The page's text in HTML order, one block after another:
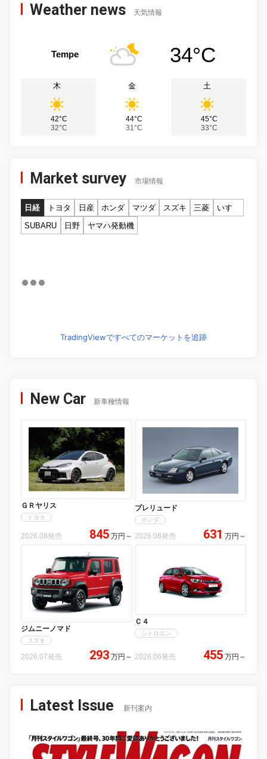
Weather news 天気情報
Tempe 34°C
木
42°C
32°C
金
44°C
31°C
土
45°C
33°C
Market survey 市場情報
日経 トヨタ 日産 ホンダ マツダ スズキ 三菱
いすゞ
SUBARU
日野 ヤマハ発動機
TradingViewですべてのマーケットを追跡
New Car 新車種情報
ＧＲヤリス
トヨタ
2026.08発売 845 万円 ～
プレリュード
ホンダ
2026.08発売 631 万円 ～
ジムニーノマド
スズキ
2026.07発売 293 万円 ～
Ｃ４
シトロエン
2026.06発売 455 万円 ～
Latest Issue 新刊案内